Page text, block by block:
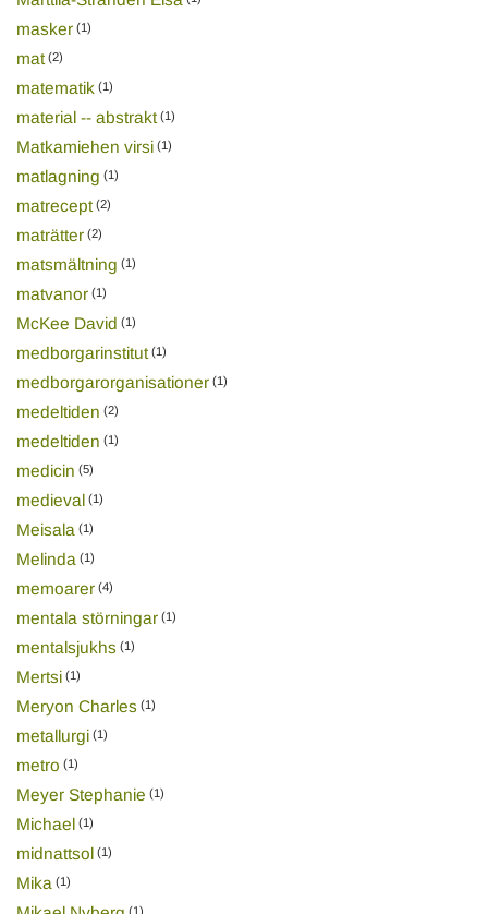
masker(1)
mat(2)
matematik (1)
material -- abstrakt(1)
Matkamiehen virsi(1)
matlagning (1)
matrecept(2)
maträtter(2)
matsmältning (1)
matvanor(1)
McKee David (1)
medborgarinstitut(1)
medborgarorganisationer(1)
medeltiden (2)
medeltiden (1)
medicin (5)
medieval(1)
Meisala (1)
Melinda (1)
memoarer(4)
mentala störningar(1)
mentalsjukhs (1)
Mertsi(1)
Meryon Charles (1)
metallurgi(1)
metro (1)
Meyer Stephanie (1)
Michael(1)
midnattsol(1)
Mika (1)
(1)